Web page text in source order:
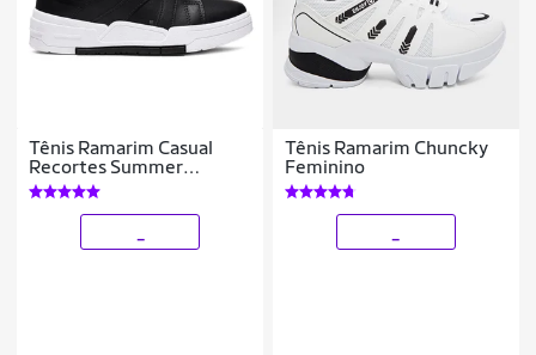
Tênis Ramarim Casual
Recortes Summer
Feminino
Tênis Ramarim Chuncky
Feminino